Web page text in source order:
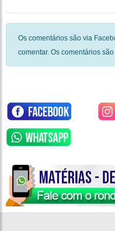
Os comentários são via
comentar. Os comentários